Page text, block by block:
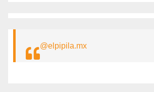
@elpipila.mx